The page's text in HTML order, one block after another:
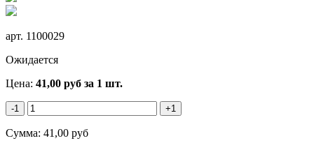
арт. 1100029
Ожидается
Цена: 41,00 руб за 1 шт.
-1 +1
Сумма: 41,00 руб